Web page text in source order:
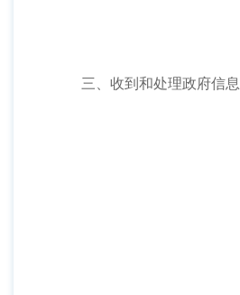
三、收到和处理政府信